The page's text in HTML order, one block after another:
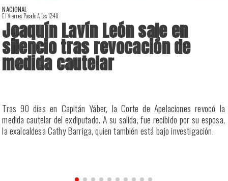
NACIONAL
El Viernes Pasado A Las 12:40
Joaquín Lavín León sale en
silencio tras revocación de
medida cautelar
Tras 90 días en Capitán Yáber, la Corte de Apelaciones revocó la
medida cautelar del exdiputado. A su salida, fue recibido por su esposa,
la exalcaldesa Cathy Barriga, quien también está bajo investigación.